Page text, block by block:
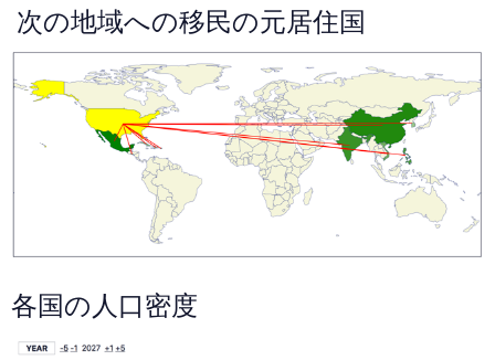
次の地域への移民の元居住国
各国の人口密度